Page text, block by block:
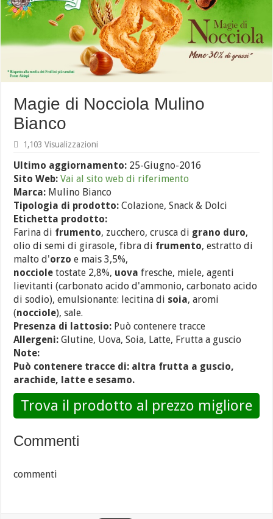
Magie di Nocciola Mulino
Bianco
1,103 Visualizzazioni
Ultimo aggiornamento: 25-Giugno-2016
Sito Web: Vai al sito web di riferimento
Marca: Mulino Bianco
Tipologia di prodotto: Colazione, Snack & Dolci
Etichetta prodotto:
Farina di frumento, zucchero, crusca di grano duro,
olio di semi di girasole, fibra di frumento, estratto di
malto d'orzo e mais 3,5%,
nocciole tostate 2,8%, uova fresche, miele, agenti
lievitanti (carbonato acido d'ammonio, carbonato acido
di sodio), emulsionante: lecitina di soia, aromi
(nocciole), sale.
Presenza di lattosio: Può contenere tracce
Allergeni: Glutine, Uova, Soia, Latte, Frutta a guscio
Note:
Può contenere tracce di: altra frutta a guscio,
arachide, latte e sesamo.
Trova il prodotto al prezzo migliore
Commenti
commenti